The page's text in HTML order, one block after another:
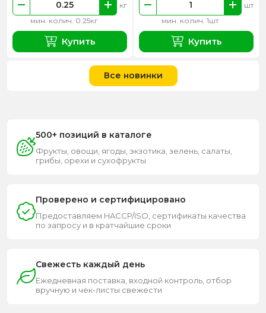
мин. колич. 0.25кг
кг
Купить
мин. колич. 1шт
шт
Купить
Все новинки
500+ позиций в каталоге
Фрукты, овощи, ягоды, экзотика, зелень, салаты,
грибы, орехи и сухофрукты
Проверено и сертифицировано
Предоставляем HACCP/ISO, сертификаты качества
по запросу и в кратчайшие сроки
Свежесть каждый день
Ежедневная поставка, входной контроль, отбор
вручную и чек-листы свежести